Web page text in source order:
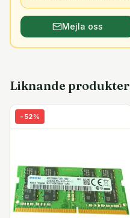
Mejla oss
Liknande produkter
- 52%